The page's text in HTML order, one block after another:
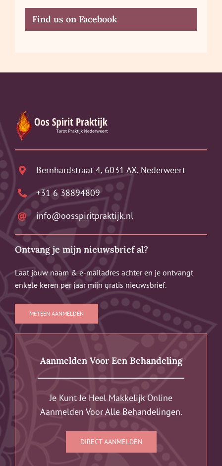
Find us on Facebook
Bernhardstraat 4, 6031 AX, Nederweert
+31 6 38894809
info@oosspiritpraktijk.nl
Ontvang je mijn nieuwsbrief al?
Laat jouw naam & e-mailadres achter en je ontvangt
enkele keren per jaar mijn gratis nieuwsbrief.
METEEN AANMELDEN
Aanmelden Voor Een Behandeling
Je Kunt Je Heel Makkelijk Online
Aanmelden Voor Alle Behandelingen.
DIRECT AANMELDEN